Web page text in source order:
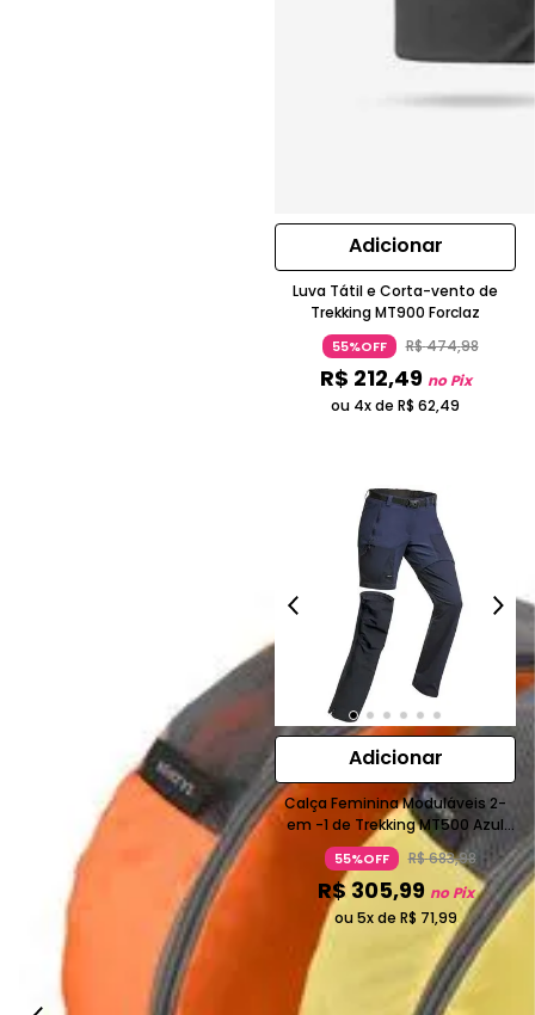
Adicionar
Luva Tátil e Corta-vento de
Trekking MT900 Forclaz
55%OFF R$474,98
R$ 212,49 no Pix
ou 4x de R$ 62,49
Adicionar
Calça Feminina Moduláveis 2-
em -1 de Trekking MT500 Azul
Forclaz
55%OFF R$683,98
R$ 305,99 no Pix
ou 5x de R$ 71,99